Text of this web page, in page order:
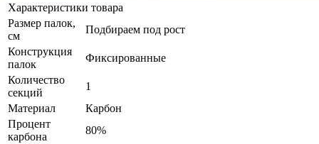
Характеристики товара
Размер палок,
см
Подбираем под рост
Конструкция
палок
Фиксированные
Количество
секций
1
Материал
Карбон
Процент
карбона
80%